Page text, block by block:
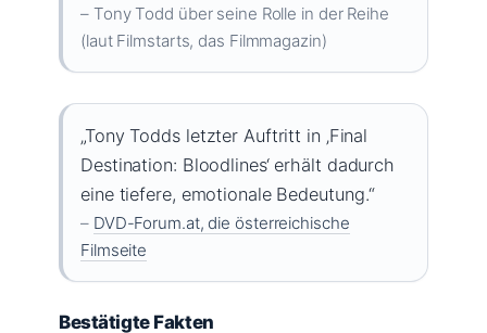
– Tony Todd über seine Rolle in der Reihe
(laut Filmstarts, das Filmmagazin)
„Tony Todds letzter Auftritt in ‚Final
Destination: Bloodlines‘ erhält dadurch
eine tiefere, emotionale Bedeutung.“
– DVD-Forum.at, die österreichische
Filmseite
Bestätigte Fakten